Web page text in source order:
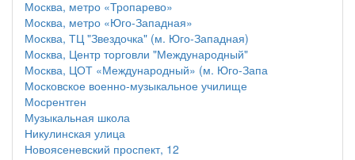
Москва, метро «Тропарево»
Москва, метро «Юго-Западная»
Москва, ТЦ "Звездочка" (м. Юго-Западная)
Москва, Центр торговли "Международный"
Москва, ЦОТ «Международный» (м. Юго-Запа
Московское военно-музыкальное училище
Мосрентген
Музыкальная школа
Никулинская улица
Новоясеневский проспект, 12